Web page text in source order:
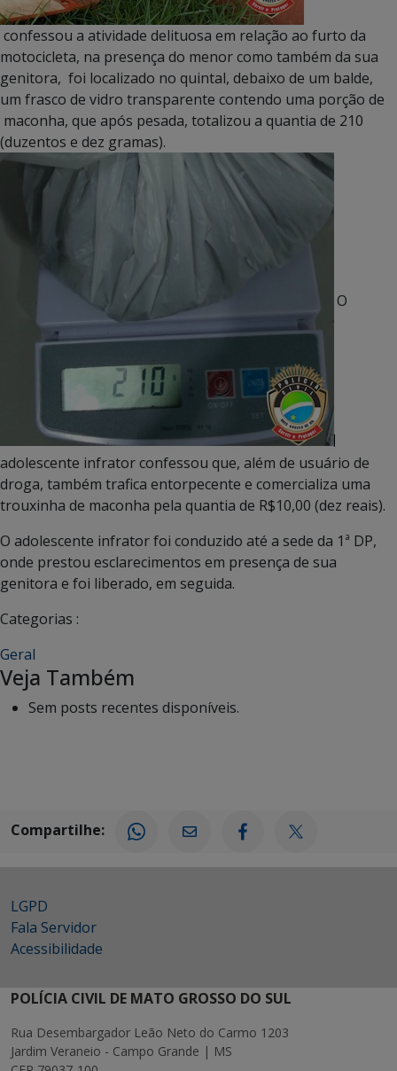
confessou a atividade delituosa em relação ao furto da
motocicleta, na presença do menor como também da sua
genitora, foi localizado no quintal, debaixo de um balde,
um frasco de vidro transparente contendo uma porção de
maconha, que após pesada, totalizou a quantia de 210
(duzentos e dez gramas).
O
adolescente infrator confessou que, além de usuário de
droga, também trafica entorpecente e comercializa uma
trouxinha de maconha pela quantia de R$10,00 (dez reais).
O adolescente infrator foi conduzido até a sede da 1ª DP,
onde prestou esclarecimentos em presença de sua
genitora e foi liberado, em seguida.
Categorias :
Geral
Veja Também
Sem posts recentes disponíveis.
Compartilhe:
LGPD
Fala Servidor
Acessibilidade
POLÍCIA CIVIL DE MATO GROSSO DO SUL
Rua Desembargador Leão Neto do Carmo 1203
Jardim Veraneio - Campo Grande | MS